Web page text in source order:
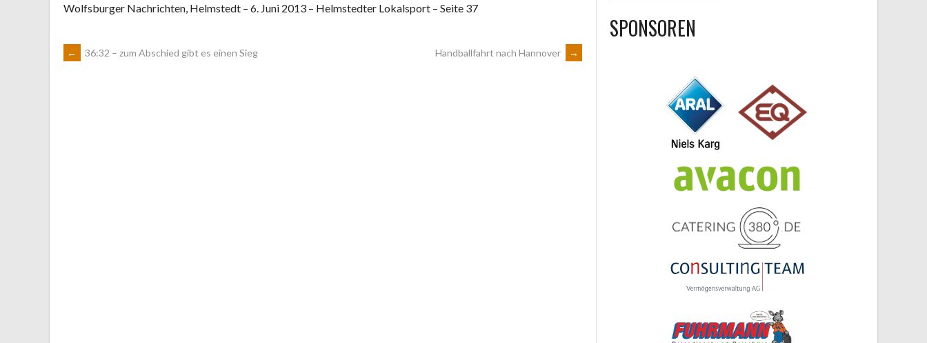
Wolfsburger Nachrichten, Helmstedt – 6. Juni 2013 – Helmstedter Lokalsport – Seite 37
ARTIKEL-
← 36:32 – zum Abschied gibt es einen Sieg Handballfahrt nach Hannover →
SPONSOREN